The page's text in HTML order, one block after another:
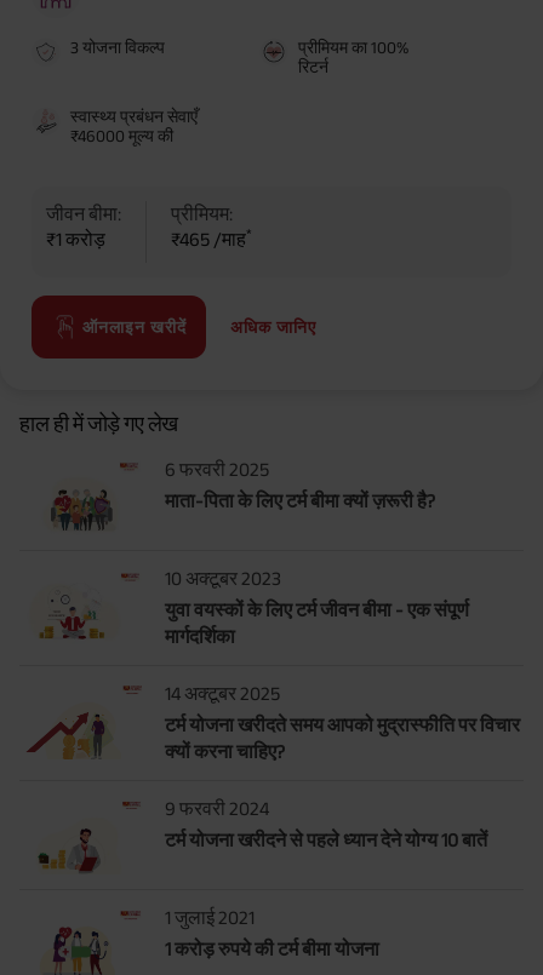
3 योजना विकल्प
प्रीमियम का 100%
रिटर्न
स्वास्थ्य प्रबंधन सेवाएँ
₹46000 मूल्य की
जीवन बीमा:
₹1 करोड़
प्रीमियम:
₹465 /माह*
ऑनलाइन खरीदें अधिक जानिए
हाल ही में जोड़े गए लेख
6 फरवरी 2025
माता-पिता के लिए टर्म बीमा क्यों ज़रूरी है?
10 अक्टूबर 2023
युवा वयस्कों के लिए टर्म जीवन बीमा - एक संपूर्ण
मार्गदर्शिका
14 अक्टूबर 2025
टर्म योजना खरीदते समय आपको मुद्रास्फीति पर विचार
क्यों करना चाहिए?
9 फरवरी 2024
टर्म योजना खरीदने से पहले ध्यान देने योग्य 10 बातें
1 जुलाई 2021
1 करोड़ रुपये की टर्म बीमा योजना